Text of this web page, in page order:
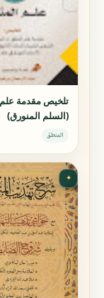
تلخيص مقدمة
(السلم المنورق)
المنطق
✦